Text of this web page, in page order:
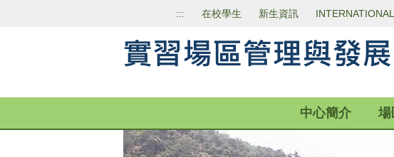
區
::: 在校學生 新生資訊
中心簡介 場